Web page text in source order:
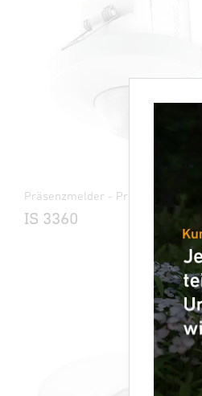
Präsenzmelder - Professional Line
IS 3360